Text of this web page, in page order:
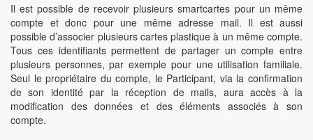
Il est possible de recevoir plusieurs smartcartes pour un même
compte et donc pour une même adresse mail. Il est aussi
possible d’associer plusieurs cartes plastique à un même compte.
Tous ces identifiants permettent de partager un compte entre
plusieurs personnes, par exemple pour une utilisation familiale.
Seul le propriétaire du compte, le Participant, via la confirmation
de son identité par la réception de mails, aura accès à la
modification des données et des éléments associés à son
compte.